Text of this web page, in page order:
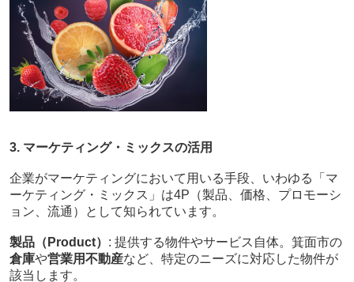
3. マーケティング・ミックスの活用
企業がマーケティングにおいて用いる手段、いわゆる「マ
ーケティング・ミックス」は4P（製品、価格、プロモーシ
ョン、流通）として知られています。
製品（Product） : 提供する物件やサービス自体。箕面市の
倉庫や営業用不動産など、特定のニーズに対応した物件が
該当します。